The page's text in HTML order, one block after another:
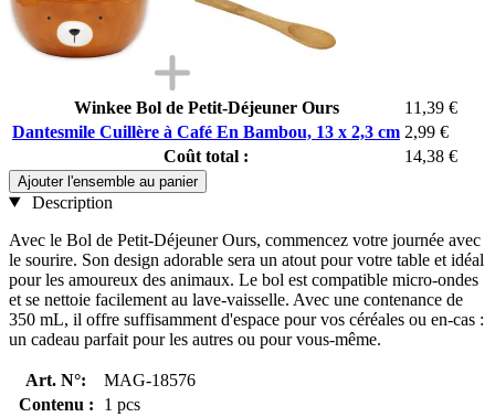
Winkee Bol de Petit-Déjeuner Ours
11,39 €
Dantesmile Cuillère à Café En Bambou, 13 x 2,3 cm 2,99 €
Coût total :
14,38 €
Ajouter l'ensemble au panier
Description
Avec le Bol de Petit-Déjeuner Ours, commencez votre journée avec
le sourire. Son design adorable sera un atout pour votre table et idéal
pour les amoureux des animaux. Le bol est compatible micro-ondes
et se nettoie facilement au lave-vaisselle. Avec une contenance de
350 mL, il offre suffisamment d'espace pour vos céréales ou en-cas :
un cadeau parfait pour les autres ou pour vous-même.
Art. N°:
MAG-18576
Contenu :
1 pcs